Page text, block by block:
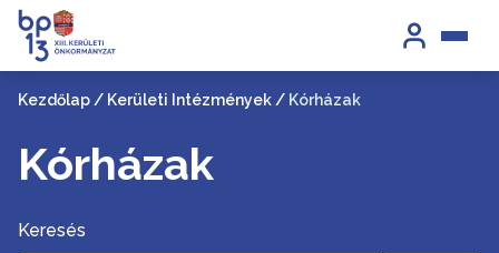
Kezdőlap / Kerületi Intézmények / Kórházak
Kórházak
Keresés